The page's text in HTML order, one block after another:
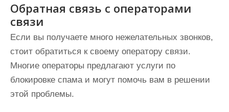
Обратная связь с операторами
связи
Если вы получаете много нежелательных звонков,
стоит обратиться к своему оператору связи.
Многие операторы предлагают услуги по
блокировке спама и могут помочь вам в решении
этой проблемы.